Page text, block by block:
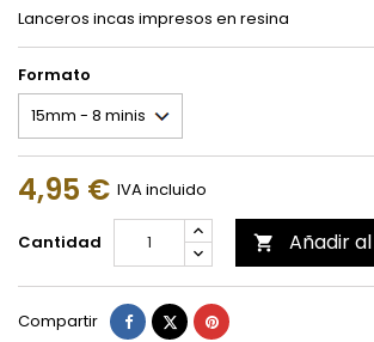
Lanceros incas impresos en resina
Formato
4,95 € IVA incluido
Cantidad  Añadir
Compartir Compartir
TuitearPinterest